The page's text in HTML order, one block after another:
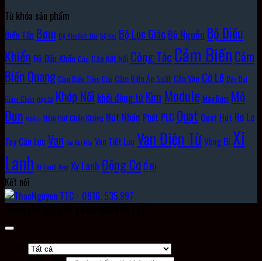
Từ khóa sản phẩm
Biến Tần Bơm Bộ Khuếch Đại bộ lọc Bộ Lục Giác Bộ Nguồn Bộ Điều
Khiển Bộ Đầu Khẩu Cáp Cáp Kết Nối Công TắcCảm BiếnCảm
Biến Quang Cảm Biến Tiệm Cận Cảm Biến Áp Suất Cần Vặn Cờ Lê Dây Đai
Giảm Chấn Hộp Số Khớp Nối khởi động từ Kìm Module Máy Bơm Mô
Đun Môđun Núm Hút Chân Không Nút Nhấn Phốt PLC Quạt Quạt Hút Rơ Le
Tay Cân Lực Van Van Khí Nén Van Tiết Lưu Van Điện TừVòng Bi Xi
Lanh Xi Lanh Kẹp Xy LanhĐộng CơỔ Bi
Kết nối